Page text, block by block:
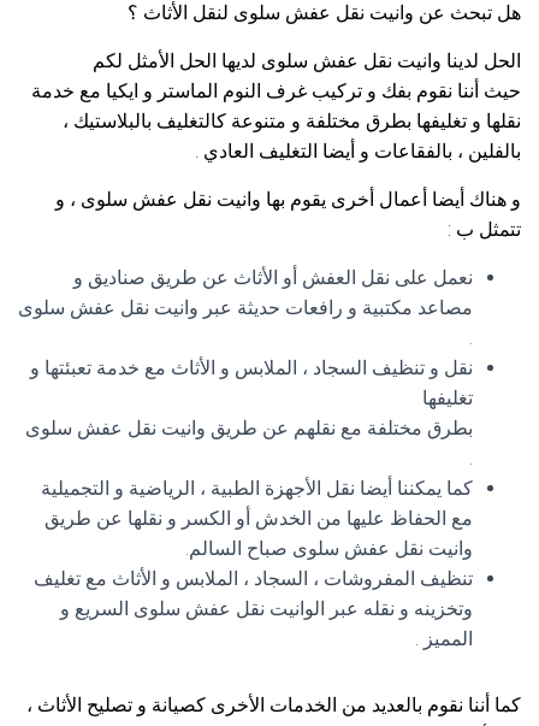
هل تبحث عن وانيت نقل عفش سلوى لنقل الأثاث ؟
الحل لدينا وانيت نقل عفش سلوى لديها الحل الأمثل لكم
حيث أننا نقوم بفك و تركيب غرف النوم الماستر و ايكيا مع خدمة
نقلها و تغليفها بطرق مختلفة و متنوعة كالتغليف بالبلاستيك ،
بالفلين ، بالفقاعات و أيضا التغليف العادي .
و هناك أيضا أعمال أخرى يقوم بها وانيت نقل عفش سلوى ، و
تتمثل ب :
نعمل على نقل العفش أو الأثاث عن طريق صناديق و
مصاعد مكتبية و رافعات حديثة عبر وانيت نقل عفش سلوى
.
نقل و تنظيف السجاد ، الملابس و الأثاث مع خدمة تعبئتها و
تغليفها
بطرق مختلفة مع نقلهم عن طريق وانيت نقل عفش سلوى
.
كما يمكننا أيضا نقل الأجهزة الطبية ، الرياضية و التجميلية
مع الحفاظ عليها من الخدش أو الكسر و نقلها عن طريق
وانيت نقل عفش سلوى صباح السالم.
تنظيف المفروشات ، السجاد ، الملابس و الأثاث مع تغليف
وتخزينه و نقله عبر الوانيت نقل عفش سلوى السريع و
المميز .
كما أننا نقوم بالعديد من الخدمات الأخرى كصيانة و تصليح الأثاث ،